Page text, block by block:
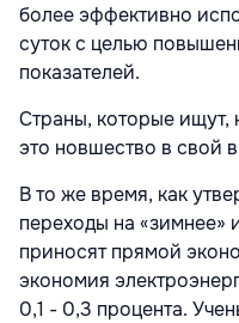
более эффективно
суток с целью
показателей.
Страны, которые ищут,
это новшество в свой
В то же время, как
переходы на «зимнее»
приносят прямой
экономия
0,1 - 0,3 процента.